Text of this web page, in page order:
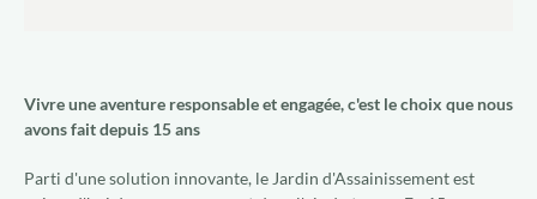
Vivre une aventure responsable et engagée, c'est le choix que nous
avons fait depuis 15 ans
Parti d'une solution innovante, le Jardin d'Assainissement est